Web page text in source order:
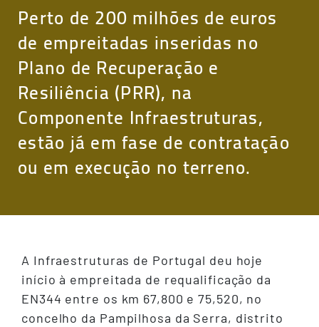
Perto de 200 milhões de euros
de empreitadas inseridas no
Plano de Recuperação e
Resiliência (PRR), na
Componente Infraestruturas,
estão já em fase de contratação
ou em execução no terreno.
A Infraestruturas de Portugal deu hoje
início à empreitada de requalificação da
EN344 entre os km 67,800 e 75,520, no
concelho da Pampilhosa da Serra, distrito